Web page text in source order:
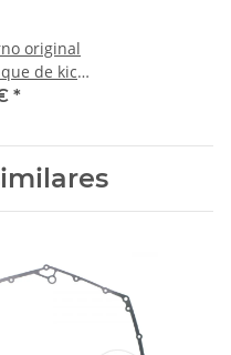
original
de kick
XL XR
*